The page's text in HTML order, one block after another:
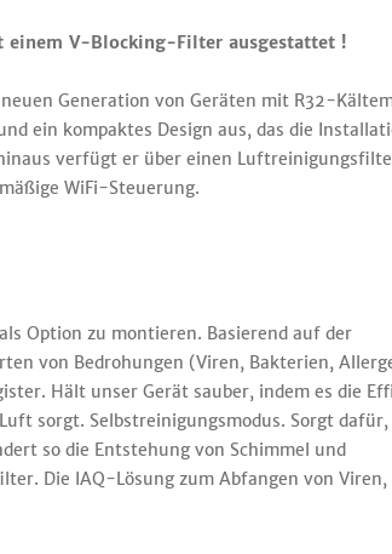
einem V-Blocking-Filter ausgestattet !
Generation von Geräten mit R32-
ein kompaktes Design aus, das die
verfügt er über einen
WiFi-Steuerung.
Option zu montieren. Basierend auf der
von Bedrohungen (Viren, Bakterien,
Hält unser Gerät sauber, indem es die
sorgt. Selbstreinigungsmodus. Sorgt dafür,
so die Entstehung von Schimmel und
Die IAQ-Lösung zum Abfangen von